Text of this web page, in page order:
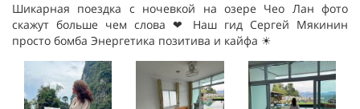
Шикарная поездка с ночевкой на озере Чео Лан фото
скажут больше чем слова ❤ Наш гид Сергей Мякинин
просто бомба Энергетика позитива и кайфа ☀